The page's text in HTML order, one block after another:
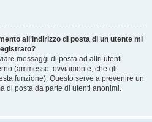
all’indirizzo di posta di un utente mi
messaggi di posta ad altri utenti
(ammesso, ovviamente, che gli
funzione). Questo serve a prevenire un
di posta da parte di utenti anonimi.